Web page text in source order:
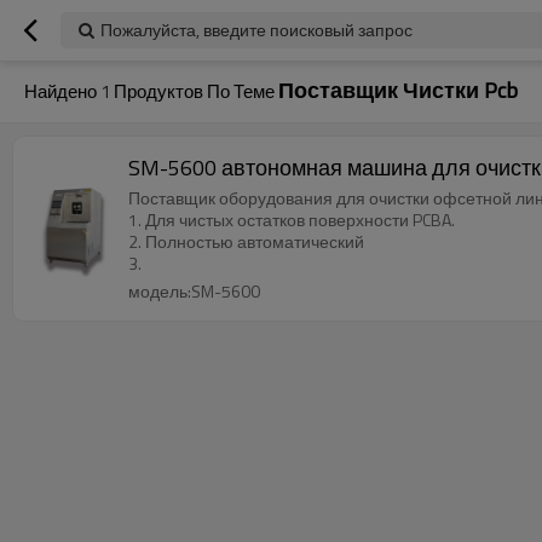
Пожалуйста, введите поисковый запрос
Найдено 1 Продуктов По ТемеПоставщик Чистки Pcb
SM-5600 автономная машина для
Поставщик оборудования для очистки офсетной
1. Для чистых остатков поверхности PCBA.
2. Полностью автоматический
3.
модель:SM-5600